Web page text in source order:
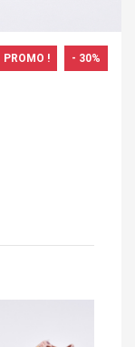
PROMO ! - 30%